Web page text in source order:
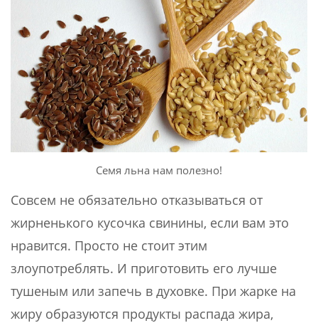
Семя льна нам полезно!
Совсем не обязательно отказываться от
жирненького кусочка свинины, если вам это
нравится. Просто не стоит этим
злоупотреблять. И приготовить его лучше
тушеным или запечь в духовке. При жарке на
жиру образуются продукты распада жира,